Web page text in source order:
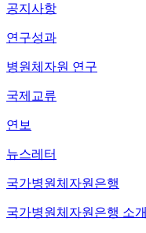
공지사항
연구성과
병원체자원 연구
국제교류
연보
뉴스레터
국가병원체자원은행
국가병원체자원은행 소개